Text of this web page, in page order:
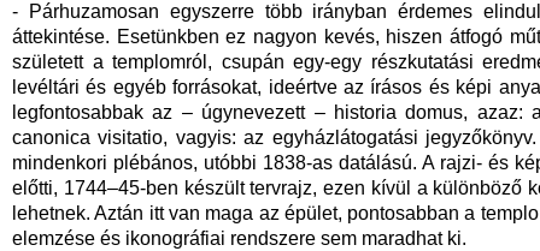
- Párhuzamosan egyszerre több irányban érdemes
áttekintése. Esetünkben ez nagyon kevés, hiszen átfogó
született a templomról, csupán egy-egy részkutatási
levéltári és egyéb forrásokat, ideértve az írásos és képi
legfontosabbak az – úgynevezett – historia domus,
canonica visitatio, vagyis: az egyházlátogatási
mindenkori plébános, utóbbi 1838-as datálású. A rajzi- és
előtti, 1744–45-ben készült tervrajz, ezen kívül a különböző
lehetnek. Aztán itt van maga az épület, pontosabban a
elemzése és ikonográfiai rendszere sem maradhat ki.